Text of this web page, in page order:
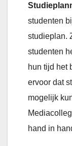
studenten
studieplan.
studenten
hun tijd het
ervoor dat
mogelijk
hand in